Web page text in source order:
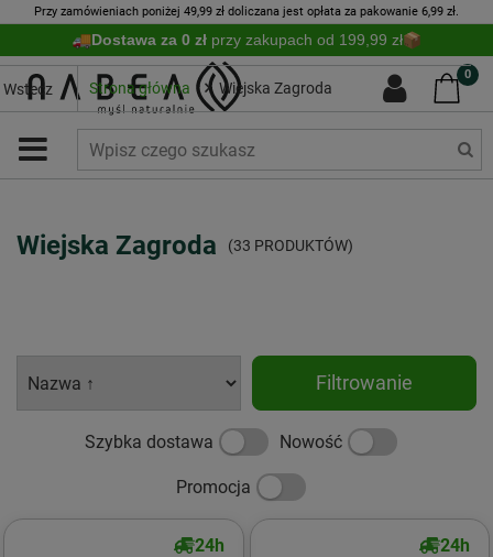
Przy zamówieniach poniżej 49,99 zł doliczana jest opłata za pakowanie 6,99 zł.
Dostawa za 0 zł przy zakupach od 199,99 zł
0
Wstecz Strona główna Wiejska Zagroda
Wiejska Zagroda (33 PRODUKTÓW)
Filtrowanie
Szybka dostawa Nowość
Promocja
24h 24h